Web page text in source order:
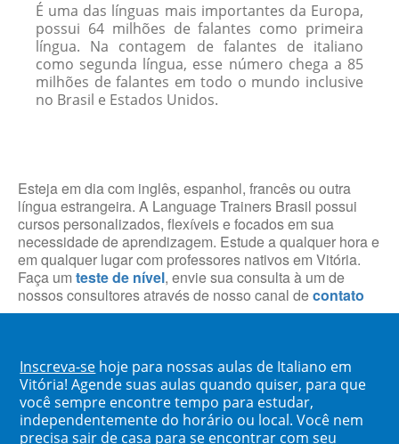
É uma das línguas mais importantes da Europa,
possui 64 milhões de falantes como primeira
língua. Na contagem de falantes de italiano
como segunda língua, esse número chega a 85
milhões de falantes em todo o mundo inclusive
no Brasil e Estados Unidos.
Esteja em dia com inglês, espanhol, francês ou outra
língua estrangeira. A Language Trainers Brasil possui
cursos personalizados, flexíveis e focados em sua
necessidade de aprendizagem. Estude a qualquer hora e
em qualquer lugar com professores nativos em Vitória.
Faça um teste de nível, envie sua consulta à um de
nossos consultores através de nosso canal decontato
Inscreva-se hoje para nossas aulas de Italiano em
Vitória! Agende suas aulas quando quiser, para que
você sempre encontre tempo para estudar,
independentemente do horário ou local. Você nem
precisa sair de casa para se encontrar com seu